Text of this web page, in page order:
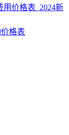
价格表_2024新
格表